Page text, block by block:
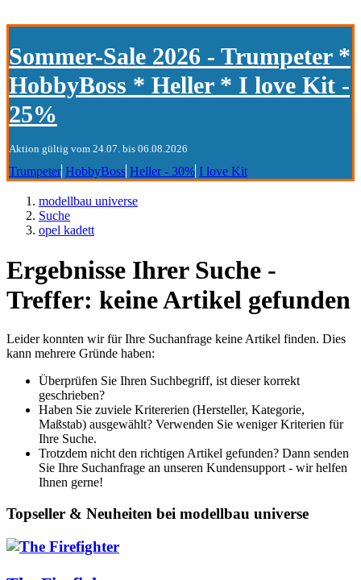
Sommer-Sale 2026 - Trumpeter *
HobbyBoss * Heller * I love Kit -
25%
Aktion gültig vom 24.07. bis 06.08.2026
Trumpeter HobbyBoss Heller - 30% I love Kit
modellbau universe
Suche
opel kadett
Ergebnisse Ihrer Suche -
Treffer: keine Artikel gefunden
Leider konnten wir für Ihre Suchanfrage keine Artikel finden. Dies
kann mehrere Gründe haben:
Überprüfen Sie Ihren Suchbegriff, ist dieser korrekt
geschrieben?
Haben Sie zuviele Kritererien (Hersteller, Kategorie,
Maßstab) ausgewählt? Verwenden Sie weniger Kriterien für
Ihre Suche.
Trotzdem nicht den richtigen Artikel gefunden? Dann senden
Sie Ihre Suchanfrage an unseren Kundensupport - wir helfen
Ihnen gerne!
Topseller & Neuheiten bei modellbau universe